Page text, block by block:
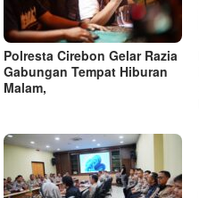
Polresta Cirebon Gelar Razia
Gabungan Tempat Hiburan
Malam,